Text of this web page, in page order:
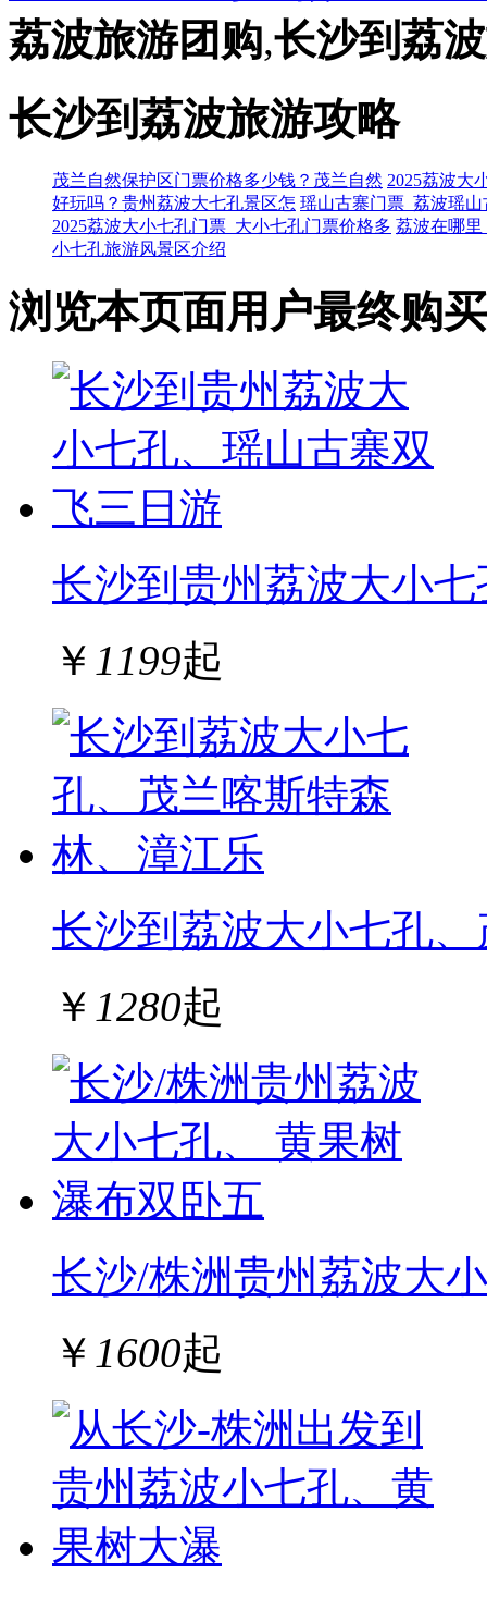
荔波旅游团购,长沙到荔
长沙到荔波旅游攻略
茂兰自然保护区门票价格多少钱？茂兰自然 2025荔波大
好玩吗？贵州荔波大七孔景区怎 瑶山古寨门票_荔波瑶
2025荔波大小七孔门票_大小七孔门票价格多 荔波在哪里
小七孔旅游风景区介绍
浏览本页面用户最终购买
长沙到贵州荔波大小
￥ 1199起
长沙到荔波大小七孔
￥ 1280起
长沙/株洲贵州荔波大
￥ 1600起